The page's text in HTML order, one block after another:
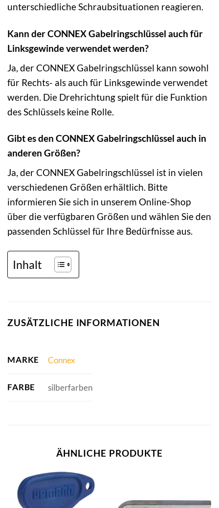
unterschiedliche Schraubsituationen reagieren.
Kann der CONNEX Gabelringschlüssel auch für
Linksgewinde verwendet werden?
Ja, der CONNEX Gabelringschlüssel kann sowohl
für Rechts- als auch für Linksgewinde verwendet
werden. Die Drehrichtung spielt für die Funktion
des Schlüssels keine Rolle.
Gibt es den CONNEX Gabelringschlüssel auch in
anderen Größen?
Ja, der CONNEX Gabelringschlüssel ist in vielen
verschiedenen Größen erhältlich. Bitte
informieren Sie sich in unserem Online-Shop
über die verfügbaren Größen und wählen Sie den
passenden Schlüssel für Ihre Bedürfnisse aus.
Inhalt
ZUSÄTZLICHE INFORMATIONEN
MARKE Connex
FARBE silberfarben
ÄHNLICHE PRODUKTE